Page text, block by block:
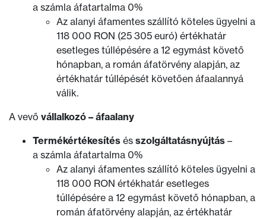
a számla áfatartalma 0%
Az alanyi áfamentes szállító köteles ügyelni a
118 000 RON (25 305 euró) értékhatár
esetleges túllépésére a 12 egymást követő
hónapban, a román áfatörvény alapján, az
értékhatár túllépését követően áfaalannyá
válik.
A vevő vállalkozó – áfaalany
Termékértékesítés és szolgáltatásnyújtás –
a számla áfatartalma 0%
Az alanyi áfamentes szállító köteles ügyelni a
118 000 RON értékhatár esetleges
túllépésére a 12 egymást követő hónapban, a
román áfatörvény alapján, az értékhatár